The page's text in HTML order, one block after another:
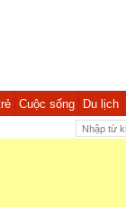
Cuộc sống Du lịch